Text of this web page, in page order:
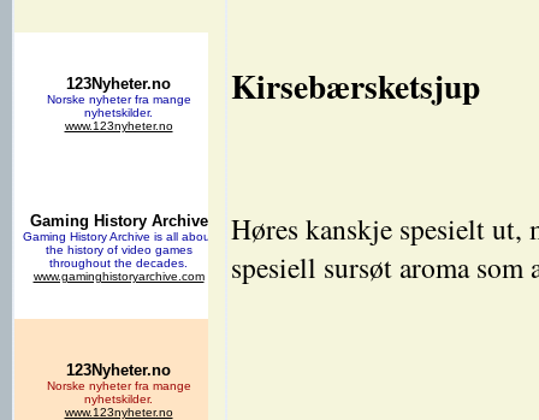
Kirsebærsketsjup
Høres kanskje spesielt ut,
spesiell sursøt aroma